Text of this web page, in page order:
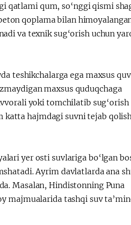
qatlami qum, so‘nggi qismi
qoplama bilan
va texnik sug‘orish uchun
teshikchalarga ega maxsus
maxsus quduqchaga
yoki tomchilatib sug‘orish
katta hajmdagi suvni tejab qolish
yer osti suvlariga bo‘lgan
Ayrim davlatlarda ana
Masalan, Hindistonning Puna
majmualarida tashqi suv